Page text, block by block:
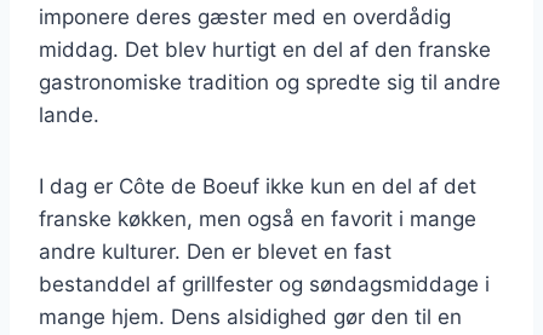
imponere deres gæster med en overdådig
middag. Det blev hurtigt en del af den franske
gastronomiske tradition og spredte sig til andre
lande.
I dag er Côte de Boeuf ikke kun en del af det
franske køkken, men også en favorit i mange
andre kulturer. Den er blevet en fast
bestanddel af grillfester og søndagsmiddage i
mange hjem. Dens alsidighed gør den til en